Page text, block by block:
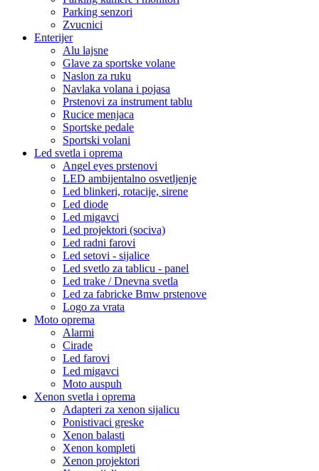
Parking senzori
Zvucnici
Enterijer
Alu lajsne
Glave za sportske volane
Naslon za ruku
Navlaka volana i pojasa
Prstenovi za instrument tablu
Rucice menjaca
Sportske pedale
Sportski volani
Led svetla i oprema
Angel eyes prstenovi
LED ambijentalno osvetljenje
Led blinkeri, rotacije, sirene
Led diode
Led migavci
Led projektori (sociva)
Led radni farovi
Led setovi - sijalice
Led svetlo za tablicu - panel
Led trake / Dnevna svetla
Led za fabricke Bmw prstenove
Logo za vrata
Moto oprema
Alarmi
Cirade
Led farovi
Led migavci
Moto auspuh
Xenon svetla i oprema
Adapteri za xenon sijalicu
Ponistivaci greske
Xenon balasti
Xenon kompleti
Xenon projektori